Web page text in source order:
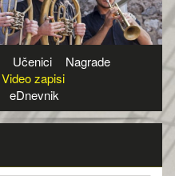
Učenici
Nagrade
Video zapisi
eDnevnik